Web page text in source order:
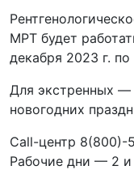
МРТ будет
декабря 2023 г.
Для экстренных —
новогодних
Call-центр 8(800)-
Рабочие дни — 2 и